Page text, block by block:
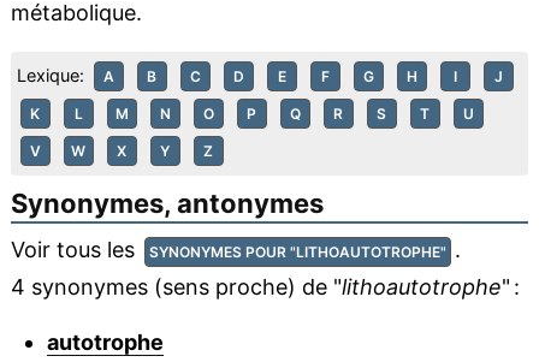
métabolique.
Lexique: A B C D E F G H I J
K L M N O P Q R S T U
V W X Y Z
Synonymes, antonymes
Voir tous les SYNONYMES POUR "LITHOAUTOTROPHE" .
4 synonymes (sens proche) de "lithoautotrophe" :
autotrophe